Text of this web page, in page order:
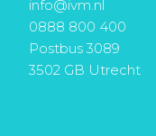
info@ivm.nl
0888 800 400
Postbus 3089
3502 GB Utrecht